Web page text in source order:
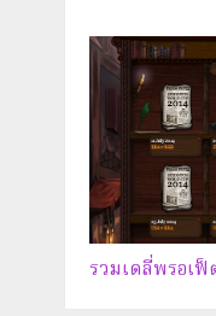
รวมเดลี่พรอเ